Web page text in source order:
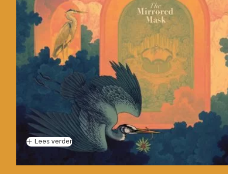
Lees verder